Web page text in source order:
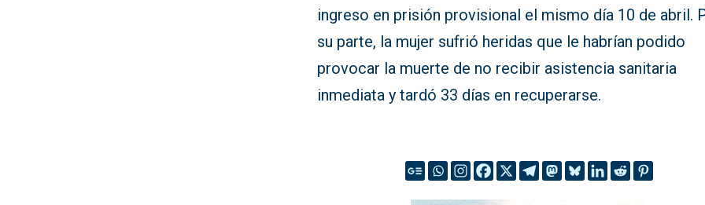
ingreso en prisión provisional el mismo día 10 de abril.
su parte, la mujer sufrió heridas que le habrían podido
provocar la muerte de no recibir asistencia sanitaria
inmediata y tardó 33 días en recuperarse.